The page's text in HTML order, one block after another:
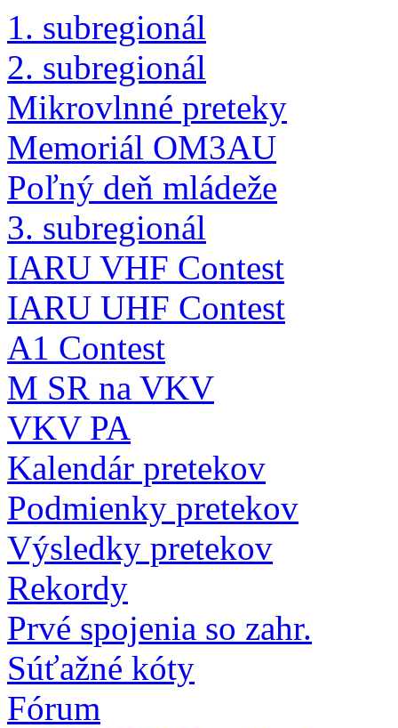
1. subregionál
2. subregionál
Mikrovlnné preteky
Memoriál OM3AU
Poľný deň mládeže
3. subregionál
IARU VHF Contest
IARU UHF Contest
A1 Contest
M SR na VKV
VKV PA
Kalendár pretekov
Podmienky pretekov
Výsledky pretekov
Rekordy
Prvé spojenia so zahr.
Súťažné kóty
Fórum